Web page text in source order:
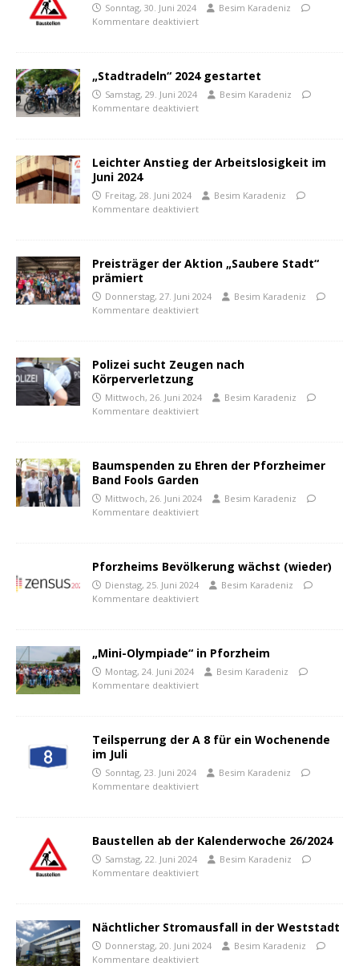
Sonntag, 30. Juni 2024
Besim Karadeniz
Kommentare deaktiviert
„Stadtradeln“ 2024 gestartet
Samstag, 29. Juni 2024
Besim Karadeniz
Kommentare deaktiviert
Leichter Anstieg der Arbeitslosigkeit im
Juni 2024
Freitag, 28. Juni 2024
Besim Karadeniz
Kommentare deaktiviert
Preisträger der Aktion „Saubere Stadt“
prämiert
Donnerstag, 27. Juni 2024
Besim Karadeniz
Kommentare deaktiviert
Polizei sucht Zeugen nach
Körperverletzung
Mittwoch, 26. Juni 2024
Besim Karadeniz
Kommentare deaktiviert
Baumspenden zu Ehren der Pforzheimer
Band Fools Garden
Mittwoch, 26. Juni 2024
Besim Karadeniz
Kommentare deaktiviert
Pforzheims Bevölkerung wächst (wieder)
Dienstag, 25. Juni 2024
Besim Karadeniz
Kommentare deaktiviert
„Mini-Olympiade“ in Pforzheim
Montag, 24. Juni 2024
Besim Karadeniz
Kommentare deaktiviert
Teilsperrung der A 8 für ein Wochenende
im Juli
Sonntag, 23. Juni 2024
Besim Karadeniz
Kommentare deaktiviert
Baustellen ab der Kalenderwoche 26/2024
Samstag, 22. Juni 2024
Besim Karadeniz
Kommentare deaktiviert
Nächtlicher Stromausfall in der Weststadt
Donnerstag, 20. Juni 2024
Besim Karadeniz
Kommentare deaktiviert